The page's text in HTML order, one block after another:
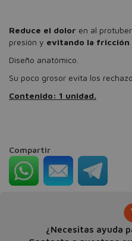
Reduce el dolor en al
presión y evitando la fricción
Diseño anatómico.
Su poco grosor evita los
Contenido: 1 unidad.
Compartir
¿Necesitas ayuda